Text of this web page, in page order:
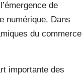
de
numérique. Dans
du commerce
importante des